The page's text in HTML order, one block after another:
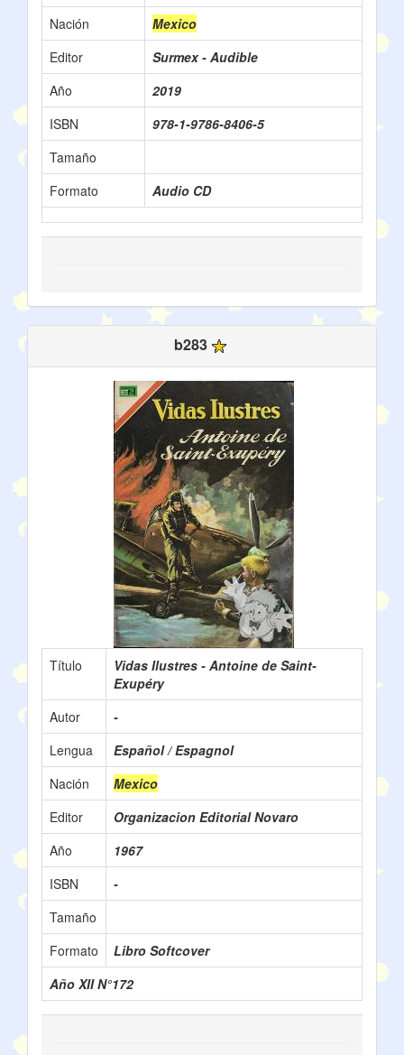
Nación
Mexico
Editor
Surmex - Audible
Año
2019
ISBN
978-1-9786-8406-5
Tamaño
Formato
Audio CD
b283
Título
Vidas Ilustres - Antoine de Saint-
Exupéry
Autor
-
Lengua
Español / Espagnol
Nación
Mexico
Editor
Organizacion Editorial Novaro
Año
1967
ISBN
-
Tamaño
Formato
Libro Softcover
Año XII N°172